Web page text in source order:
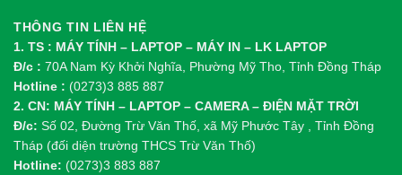
THÔNG TIN LIÊN HỆ
1. TS : MÁY TÍNH – LAPTOP – MÁY IN – LK LAPTOP
Đ/c : 70A Nam Kỳ Khởi Nghĩa, Phường Mỹ Tho, Tỉnh Đồng Tháp
Hotline : (0273)3 885 887
2. CN: MÁY TÍNH – LAPTOP – CAMERA – ĐIỆN MẶT TRỜI
Đ/c: Số 02, Đường Trừ Văn Thố, xã Mỹ Phước Tây , Tỉnh Đồng
Tháp (đối diện trường THCS Trừ Văn Thố)
Hotline: (0273)3 883 887